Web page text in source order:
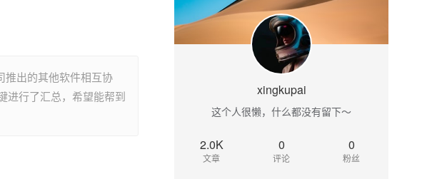
推出的其他软件相互协
进行了汇总，希望能帮到
xingkupai
这个人很懒，什么都没有留下～
2.0K
文章
0
评论
0
粉丝